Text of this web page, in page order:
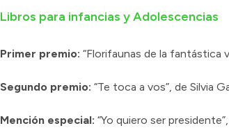
Libros para infancias y Adolescencias
Primer premio: “Florifaunas de la fantástica
Segundo premio: “Te toca a vos”, de Silvia
Mención especial: “Yo quiero ser